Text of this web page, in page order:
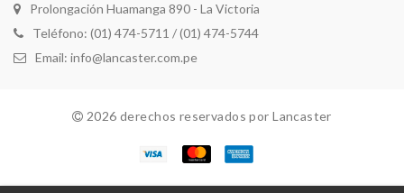
Prolongación Huamanga 890 - La Victoria
Teléfono: (01) 474-5711 / (01) 474-5744
Email: info@lancaster.com.pe
2026 derechos reservados por Lancaster